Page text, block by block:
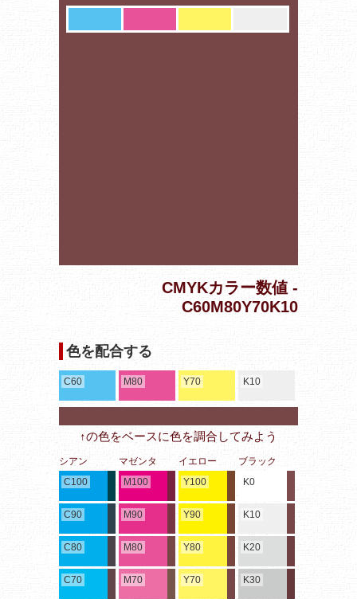
CMYKカラー数値 -
C60M80Y70K10
色を配合する
C60 M80 Y70 K10
↑の色をベースに色を調合してみよう
シアン
C100
C90
C80
C70
マゼンタ
M100
M90
M80
M70
イエロー
Y100
Y90
Y80
Y70
ブラック
K0
K10
K20
K30